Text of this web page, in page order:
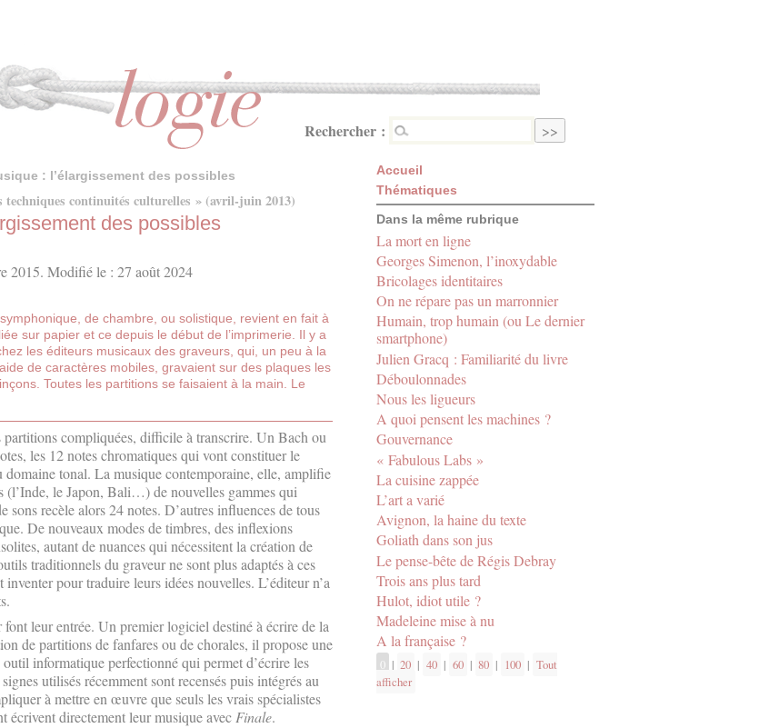
Rechercher :
: l’élargissement des possibles
continuités culturelles » (avril-juin 2013)
des possibles
2015. Modifié le : 27 août 2024
de chambre, ou solistique, revient en fait à
sur papier et ce depuis le début de l’imprimerie. Il y a
les éditeurs musicaux des graveurs, qui, un peu à la
de caractères mobiles, gravaient sur des plaques les
Toutes les partitions se faisaient à la main. Le
compliquées, difficile à transcrire. Un Bach ou
les 12 notes chromatiques qui vont constituer le
domaine tonal. La musique contemporaine, elle, amplifie
(l’Inde, le Japon, Bali…) de nouvelles gammes qui
recèle alors 24 notes. D’autres influences de tous
De nouveaux modes de timbres, des inflexions
autant de nuances qui nécessitent la création de
traditionnels du graveur ne sont plus adaptés à ces
pour traduire leurs idées nouvelles. L’éditeur n’a
leur entrée. Un premier logiciel destiné à écrire de la
de partitions de fanfares ou de chorales, il propose une
outil informatique perfectionné qui permet d’écrire les
utilisés récemment sont recensés puis intégrés au
à mettre en œuvre que seuls les vrais spécialistes
écrivent directement leur musique avecFinale.
Accueil
Thématiques
Dans la même rubrique
La mort en ligne
Georges Simenon, l’inoxydable
Bricolages identitaires
On ne répare pas un marronnier
Humain, trop humain (ou Le dernier
smartphone)
Julien Gracq : Familiarité du livre
Déboulonnades
Nous les ligueurs
A quoi pensent les machines ?
Gouvernance
« Fabulous Labs »
La cuisine zappée
L’art a varié
Avignon, la haine du texte
Goliath dans son jus
Le pense-bête de Régis Debray
Trois ans plus tard
Hulot, idiot utile ?
Madeleine mise à nu
A la française ?
0 | 20 | 40 | 60 | 80 | 100 | Tout
afficher